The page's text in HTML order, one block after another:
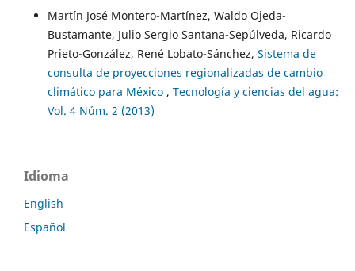
Martín José Montero-Martínez, Waldo Ojeda-
Bustamante, Julio Sergio Santana-Sepúlveda, Ricardo
Prieto-González, René Lobato-Sánchez, Sistema de
consulta de proyecciones regionalizadas de cambio
climático para México , Tecnología y ciencias del agua:
Vol. 4 Núm. 2 (2013)
Idioma
English
Español